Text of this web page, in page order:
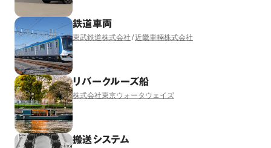
鉄道車両
東武鉄道株式会社 近畿車輛株式会社
リバークルーズ船
株式会社東京ウォータウェイズ
搬送システム